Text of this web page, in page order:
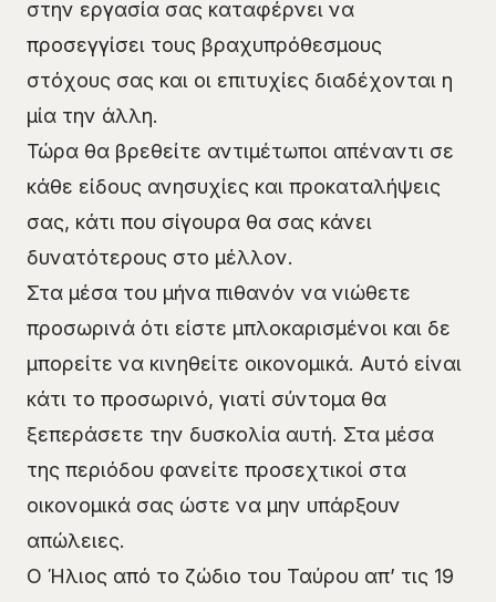
στην εργασία σας καταφέρνει να
προσεγγίσει τους βραχυπρόθεσμους
στόχους σας και οι επιτυχίες διαδέχονται η
μία την άλλη.
Τώρα θα βρεθείτε αντιμέτωποι απέναντι σε
κάθε είδους ανησυχίες και προκαταλήψεις
σας, κάτι που σίγουρα θα σας κάνει
δυνατότερους στο μέλλον.
Στα μέσα του μήνα πιθανόν να νιώθετε
προσωρινά ότι είστε μπλοκαρισμένοι και δε
μπορείτε να κινηθείτε οικονομικά. Αυτό είναι
κάτι το προσωρινό, γιατί σύντομα θα
ξεπεράσετε την δυσκολία αυτή. Στα μέσα
της περιόδου φανείτε προσεχτικοί στα
οικονομικά σας ώστε να μην υπάρξουν
απώλειες.
Ο Ήλιος από το ζώδιο του Ταύρου απ’ τις 19